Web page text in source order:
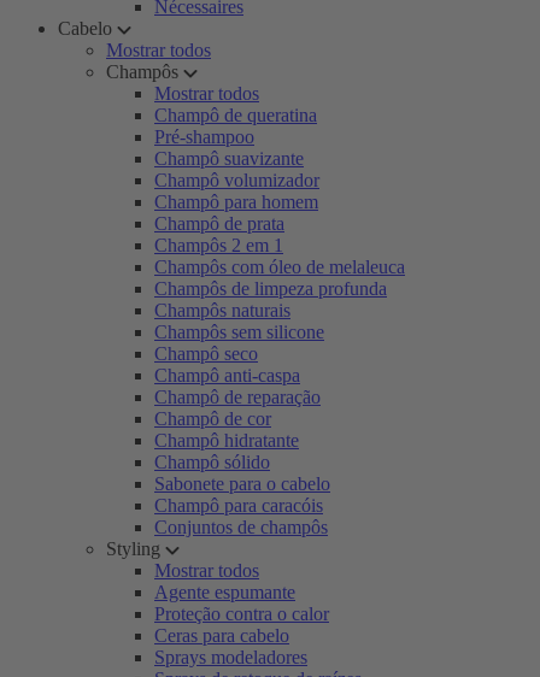
Nécessaires
Cabelo
Mostrar todos
Champôs
Mostrar todos
Champô de queratina
Pré-shampoo
Champô suavizante
Champô volumizador
Champô para homem
Champô de prata
Champôs 2 em 1
Champôs com óleo de melaleuca
Champôs de limpeza profunda
Champôs naturais
Champôs sem silicone
Champô seco
Champô anti-caspa
Champô de reparação
Champô de cor
Champô hidratante
Champô sólido
Sabonete para o cabelo
Champô para caracóis
Conjuntos de champôs
Styling
Mostrar todos
Agente espumante
Proteção contra o calor
Ceras para cabelo
Sprays modeladores